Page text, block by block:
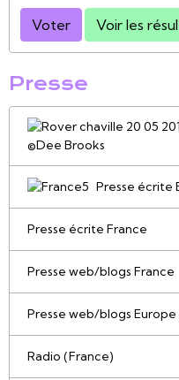
Voter Voir les
Presse
Presse écrite
Presse écrite France
Presse web/blogs France
Presse web/blogs Europe
Radio (France)